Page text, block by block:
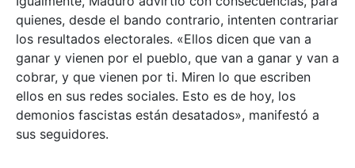
quienes, desde el bando contrario, intenten contrariar
los resultados electorales. «Ellos dicen que van a
ganar y vienen por el pueblo, que van a ganar y van a
cobrar, y que vienen por ti. Miren lo que escriben
ellos en sus redes sociales. Esto es de hoy, los
demonios fascistas están desatados», manifestó a
sus seguidores.